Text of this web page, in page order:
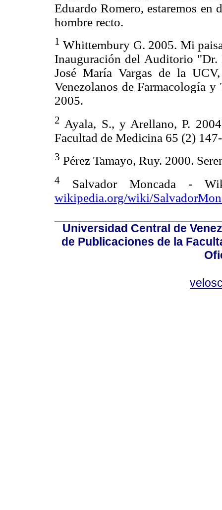
Eduardo Romero, estaremos en
hombre recto.
1 Whittembury G. 2005. Mi
Inauguración del Auditorio "Dr.
José María Vargas de la
Venezolanos de Farmacología
2005.
2 Ayala, S., y Arellano, P.
Facultad de Medicina 65 (2)
3 Pérez Tamayo, Ruy. 2000.
4
Salvador Moncada -
wikipedia.org/wiki/
Universidad Central de
de Publicaciones de la